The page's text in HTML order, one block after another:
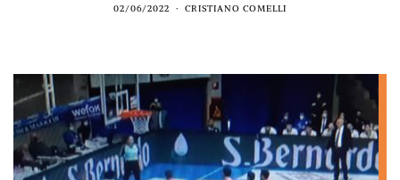
02/06/2022 CRISTIANO COMELLI